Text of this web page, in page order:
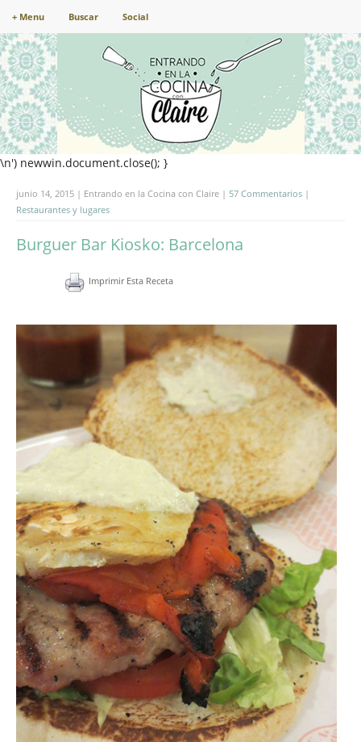
+ Menu Buscar Social
\n') newwin.document.close(); }
junio 14, 2015 | Entrando en la Cocina con Claire | 57 Commentarios |
Restaurantes y lugares
Burguer Bar Kiosko: Barcelona
Imprimir Esta Receta